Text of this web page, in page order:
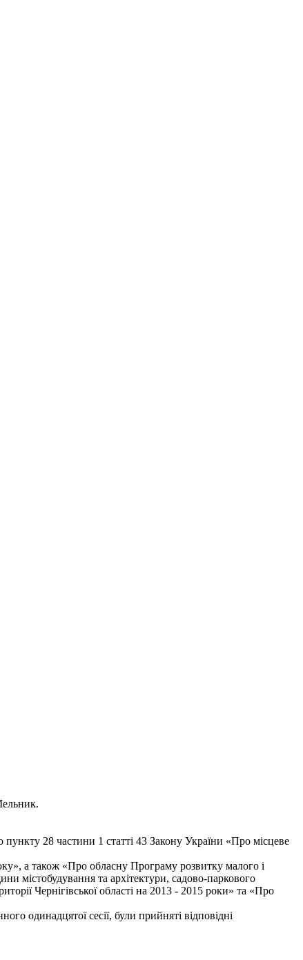
пункту 28 частини 1 статті 43 Закону України «Про місцеве
а також «Про обласну Програму розвитку малого і
містобудування та архітектури, садово-паркового
Чернігівської області на 2013 - 2015 роки» та «Про
одинадцятої сесії, були прийняті відповідні